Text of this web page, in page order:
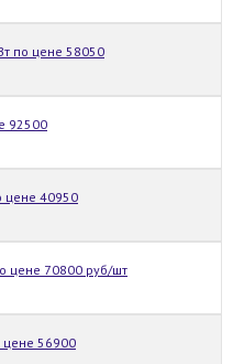
по цене 58050
92500
цене 40950
цене 70800 руб/шт
цене 56900